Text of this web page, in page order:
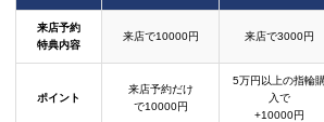
来店予約
特典内容
来店で10000円 来店で3000円
ポイント
来店予約だけ
で10000円
5万円以上の指輪
入で
+10000円